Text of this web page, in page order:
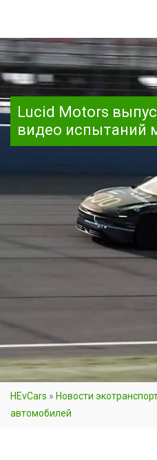
Lucid Motors
видео испытаний
HEvCars » Новости
автомобилей